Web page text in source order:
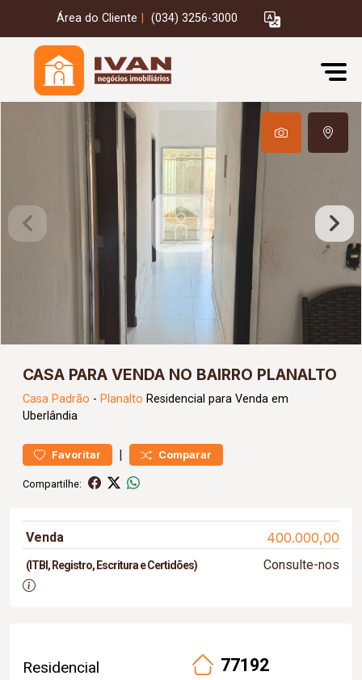
Área do Cliente (034) 3256-3000
CASA PARA VENDA NO BAIRRO PLANALTO
Casa Padrão - Planalto Residencial para Venda em
Uberlândia
Favoritar | Comparar
Compartilhe:
Venda 400.000,00
(ITBI, Registro, Escritura e Certidões) Consulte-nos
Residencial 77192